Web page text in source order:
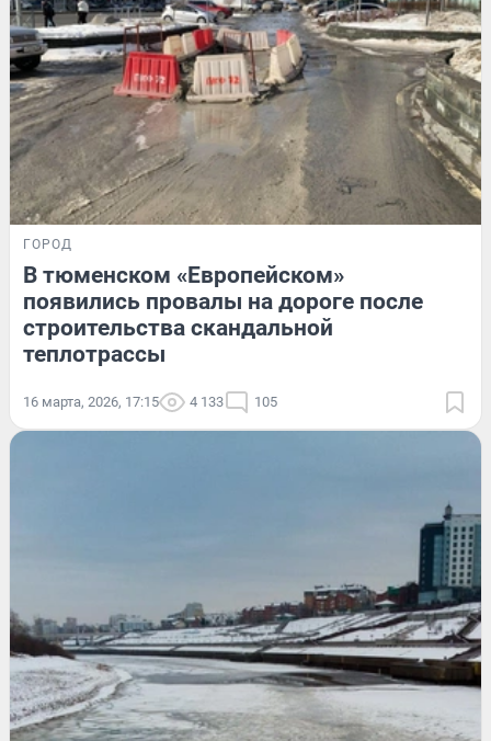
ГОРОД
В тюменском «Европейском»
появились провалы на дороге после
строительства скандальной
теплотрассы
16 марта, 2026, 17:15 4 133 105